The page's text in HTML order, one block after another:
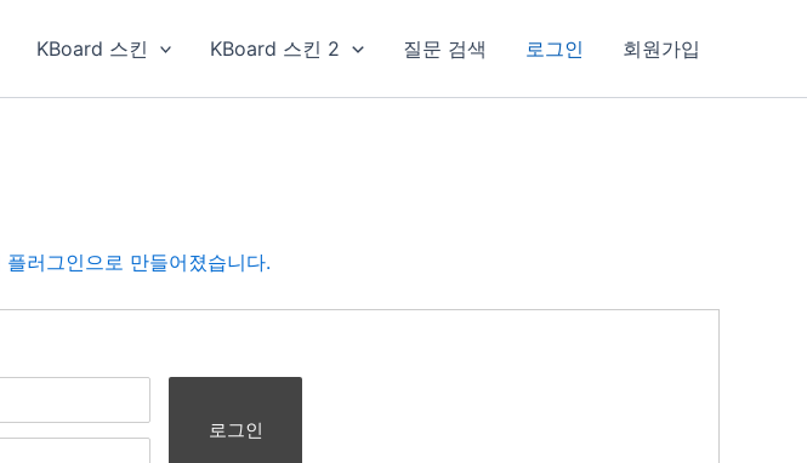
KBoard 스킨 KBoard 스킨 2 질문 검색 로그인 회원가입
플러그인으로 만들어졌습니다.
로그인